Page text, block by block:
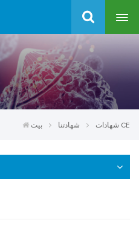
بيت شهادتنا شهادات CE